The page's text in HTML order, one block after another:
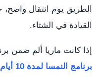
الطريق يوم انتقال
القيادة في الشتاء.
إذا كانت ماريا ألم ضمن
برنامج النمسا لمدة 10 أيام